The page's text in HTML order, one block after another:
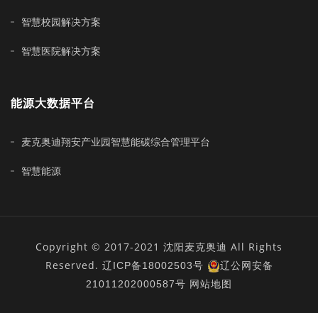
智慧校园解决方案
智慧医院解决方案
能源大数据平台
麦克奥迪翔安产业园智慧能碳综合管理平台
智慧能源
Copyright © 2017-2021 沈阳麦克奥迪 All Rights
Reserved. 辽ICP备18002503号
辽公网安备
21011202000587号 网站地图